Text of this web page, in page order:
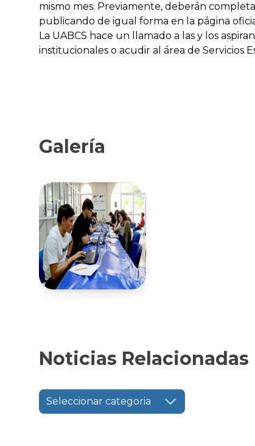
mismo mes. Previamente, deberán
publicando de igual forma en la página
La UABCS hace un llamado a las y los
institucionales o acudir al área de Servicios
Galería
Noticias Relacionadas
Seleccionar categoria